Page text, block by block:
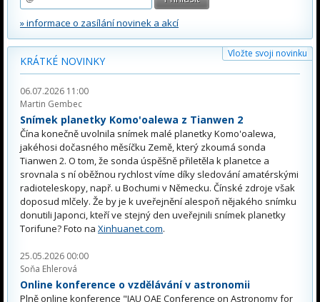
» informace o zasílání novinek a akcí
Vložte svoji novinku
KRÁTKÉ NOVINKY
06.07.2026 11:00
Martin Gembec
Snímek planetky Komo'oalewa z Tianwen 2
Čína konečně uvolnila snímek malé planetky Komo'oalewa,
jakéhosi dočasného měsíčku Země, který zkoumá sonda
Tianwen 2. O tom, že sonda úspěšně přiletěla k planetce a
srovnala s ní oběžnou rychlost víme díky sledování amatérskými
radioteleskopy, např. u Bochumi v Německu. Čínské zdroje však
doposud mlčely. Že by je k uveřejnění alespoň nějakého snímku
donutili Japonci, kteří ve stejný den uveřejnili snímek planetky
Torifune? Foto na Xinhuanet.com.
25.05.2026 00:00
Soňa Ehlerová
Online konference o vzdělávání v astronomii
Plně online konference "IAU OAE Conference on Astronomy for